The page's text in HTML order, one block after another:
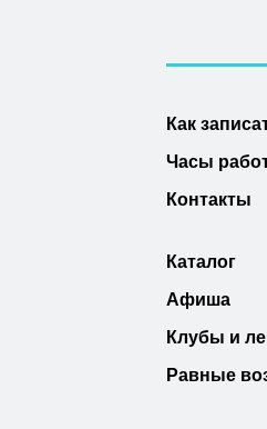
Как
Часы
Контакты
Каталог
Афиша
Клубы и
Равные